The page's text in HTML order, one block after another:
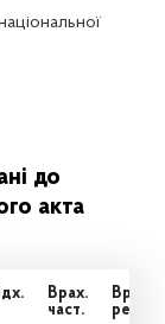
до
акта
Врах.
част.
Врах.
ред.